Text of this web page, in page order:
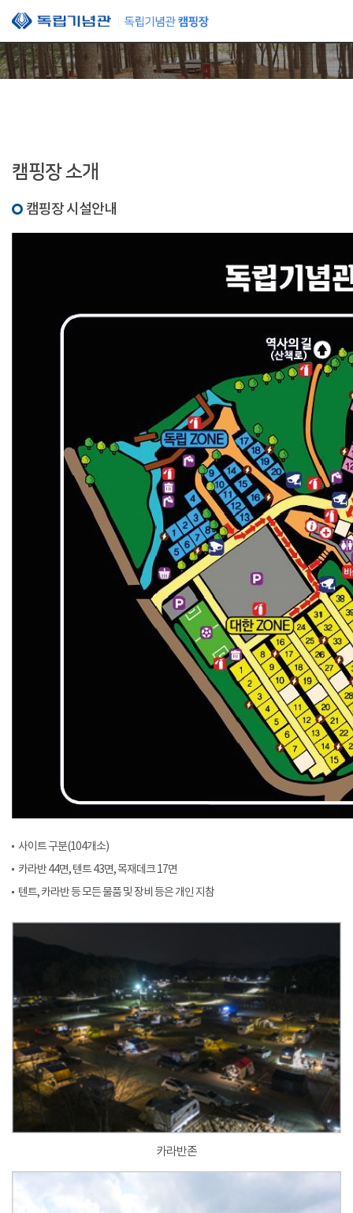
본문 바로가기
캠핑장 소개
캠핑장 시설안내
사이트 구분(104개소)
카라반 44면, 텐트 43면, 목재데크 17면
텐트, 카라반 등 모든 물품 및 장비 등은 개인 지참
카라반존